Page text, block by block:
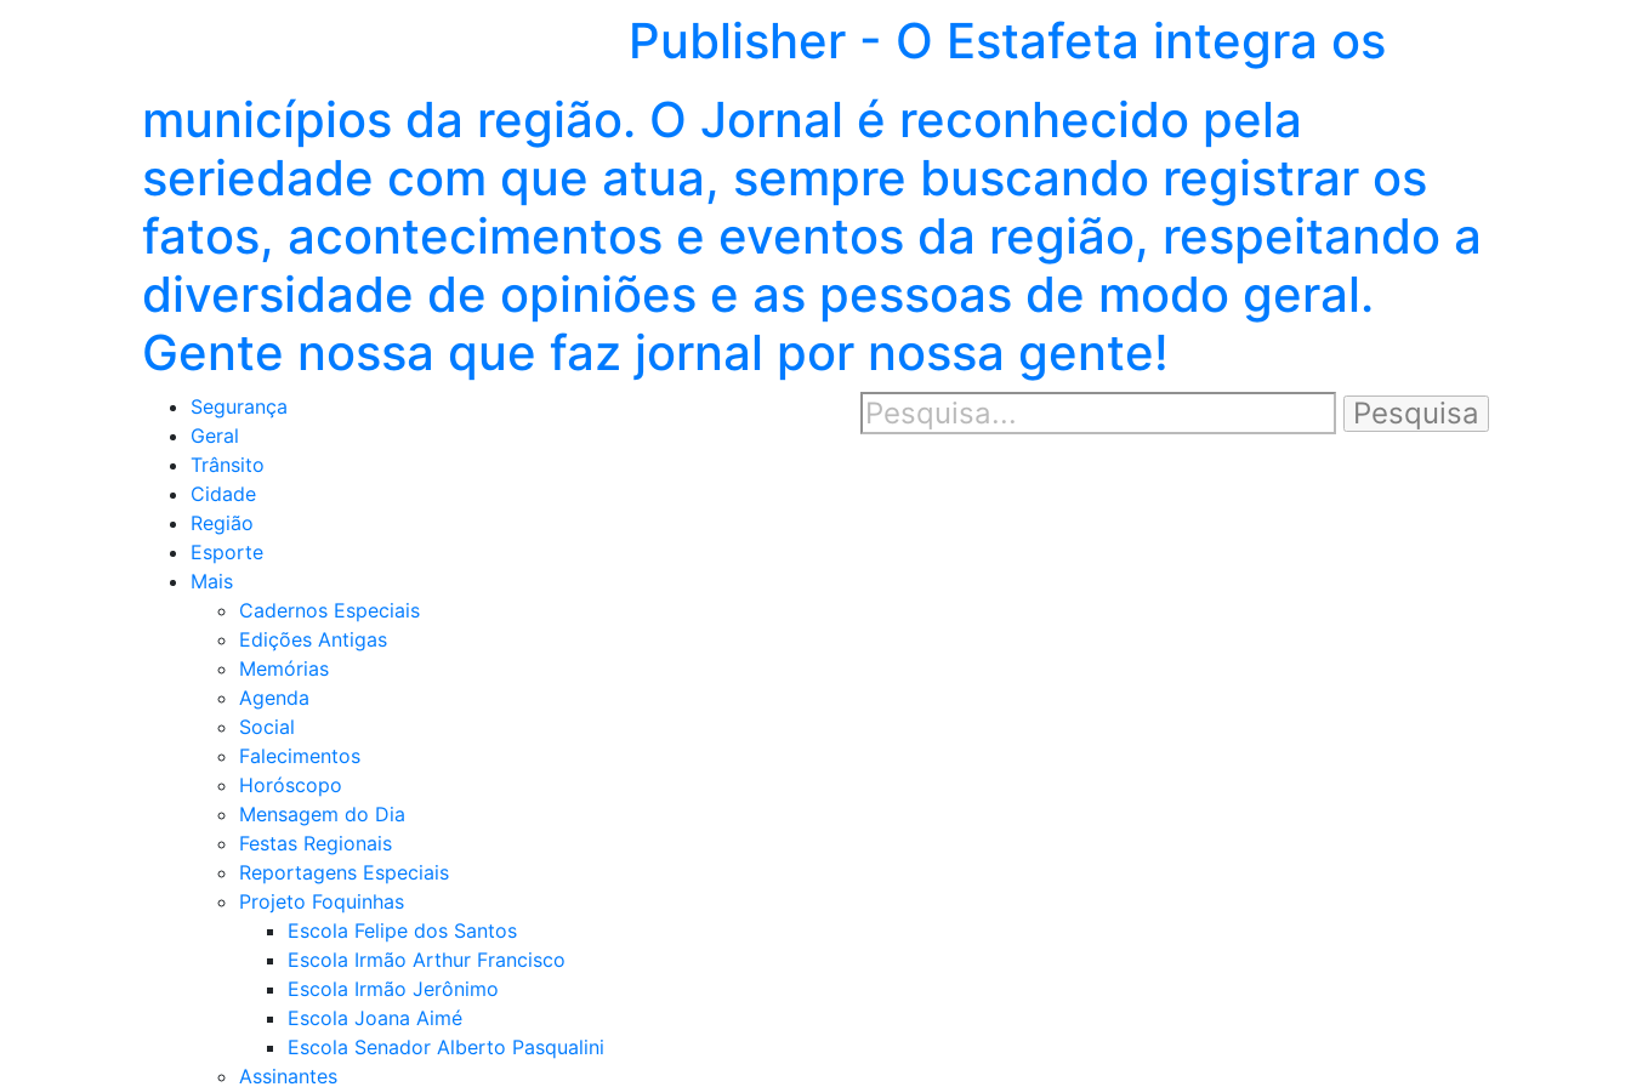
Publisher - O Estafeta integra os
municípios da região. O Jornal é reconhecido pela
seriedade com que atua, sempre buscando registrar os
fatos, acontecimentos e eventos da região, respeitando a
diversidade de opiniões e as pessoas de modo geral.
Gente nossa que faz jornal por nossa gente!
Segurança
Geral
Trânsito
Cidade
Região
Esporte
Mais
Cadernos Especiais
Edições Antigas
Memórias
Agenda
Social
Falecimentos
Horóscopo
Mensagem do Dia
Festas Regionais
Reportagens Especiais
Projeto Foquinhas
Escola Felipe dos Santos
Escola Irmão Arthur Francisco
Escola Irmão Jerônimo
Escola Joana Aimé
Escola Senador Alberto Pasqualini
Assinantes